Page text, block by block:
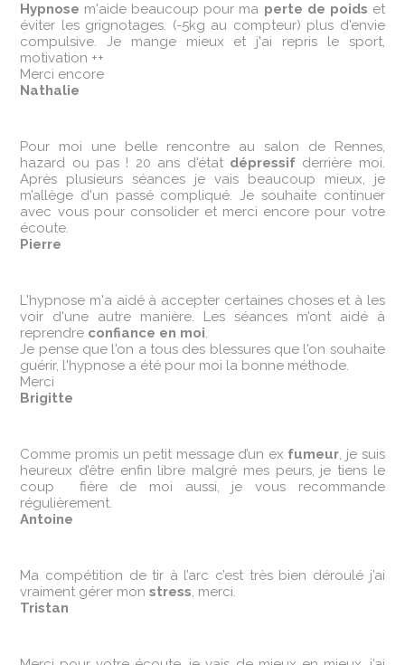
Hypnose m'aide beaucoup pour ma perte de poids et
éviter les grignotages. (-5kg au compteur) plus d'envie
compulsive. Je mange mieux et j'ai repris le sport,
motivation ++
Merci encore
Nathalie
Pour moi une belle rencontre au salon de Rennes,
hazard ou pas ! 20 ans d'état dépressifderrière moi.
Après plusieurs séances je vais beaucoup mieux, je
m’allège d'un passé compliqué. Je souhaite continuer
avec vous pour consolider et merci encore pour votre
écoute.
Pierre
L'hypnose m'a aidé à accepter certaines choses et à les
voir d'une autre manière. Les séances m’ont aidé à
reprendre confiance en moi.
Je pense que l'on a tous des blessures que l'on souhaite
guérir, l'hypnose a été pour moi la bonne méthode.
Merci
Brigitte
Comme promis un petit message d’un ex fumeur, je suis
heureux d’être enfin libre malgré mes peurs, je tiens le
coup fière de moi aussi, je vous recommande
régulièrement.
Antoine
Ma compétition de tir à l’arc c’est très bien déroulé j’ai
vraiment gérer monstress, merci.
Tristan